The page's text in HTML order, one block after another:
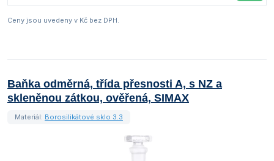
Ceny jsou uvedeny v Kč bez DPH.
Baňka odměrná, třída přesnosti A, s NZ a
skleněnou zátkou, ověřená, SIMAX
Materiál: Borosilikátové sklo 3.3